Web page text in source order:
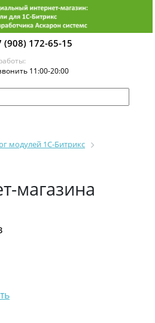
(908) 172-65-15
11:00-20:00
модулей 1С-Битрикс
магазина